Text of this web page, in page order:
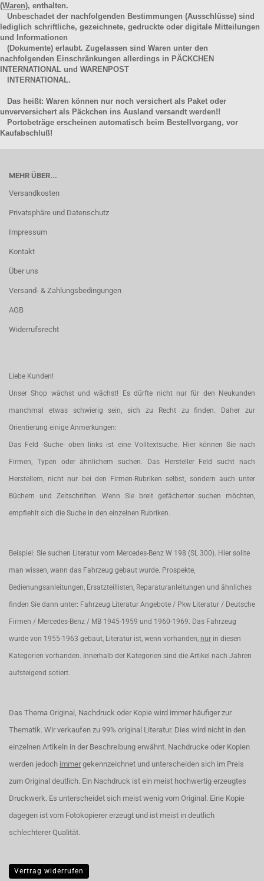
(Waren), enthalten.
Unbeschadet der nachfolgenden Bestimmungen (Ausschlüsse) sind
lediglich schriftliche, gezeichnete, gedruckte oder digitale Mitteilungen
und Informationen
(Dokumente) erlaubt. Zugelassen sind Waren unter den
nachfolgenden Einschränkungen allerdings in PÄCKCHEN
INTERNATIONAL und WARENPOST
INTERNATIONAL.
Das heißt: Waren können nur noch versichert als Paket oder
unverversichert als Päckchen ins Ausland versandt werden!!
Portobeträge erscheinen automatisch beim Bestellvorgang, vor
Kaufabschluß!
MEHR ÜBER...
Versandkosten
Privatsphäre und Datenschutz
Impressum
Kontakt
Über uns
Versand- & Zahlungsbedingungen
AGB
Widerrufsrecht
Liebe Kunden!
Unser Shop wächst und wächst! Es dürfte nicht nur für den Neukunden
manchmal etwas schwierig sein, sich zu Recht zu finden. Daher zur
Orientierung einige Anmerkungen:
Das Feld -Suche- oben links ist eine Volltextsuche. Hier können Sie nach
Firmen, Typen oder ähnlichem suchen. Das Hersteller Feld sucht nach
Herstellern, nicht nur bei den Firmen-Rubriken selbst, sondern auch unter
Büchern und Zeitschriften. Wenn Sie breit gefächerter suchen möchten,
empfiehlt sich die Suche in den einzelnen Rubriken.
Beispiel: Sie suchen Literatur vom Mercedes-Benz W 198 (SL 300). Hier sollte
man wissen, wann das Fahrzeug gebaut wurde. Prospekte,
Bedienungsanleitungen, Ersatzteillisten, Reparaturanleitungen und ähnliches
finden Sie dann unter: Fahrzeug Literatur Angebote / Pkw Literatur / Deutsche
Firmen / Mercedes-Benz / MB 1945-1959 und 1960-1969. Das Fahrzeug
wurde von 1955-1963 gebaut, Literatur ist, wenn vorhanden, nur in diesen
Kategorien vorhanden. Innerhalb der Kategorien sind die Artikel nach Jahren
aufsteigend sotiert.
Das Thema Original, Nachdruck oder Kopie wird immer häufiger zur
Thematik. Wir verkaufen zu 99% original Literatur. Dies wird nicht in den
einzelnen Artikeln in der Beschreibung erwähnt. Nachdrucke oder Kopien
werden jedoch immer gekennzeichnet und unterscheiden sich im Preis
zum Original deutlich. Ein Nachdruck ist ein meist hochwertig erzeugtes
Druckwerk. Es unterscheidet sich meist wenig vom Original. Eine Kopie
dagegen ist vom Fotokopierer erzeugt und ist meist in deutlich
schlechterer Qualität.
Vertrag widerrufen